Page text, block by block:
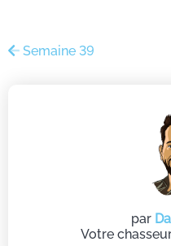
Semaine 39
par
Votre